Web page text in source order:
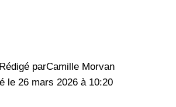
Rédigé parCamille Morvan
26 mars 2026 à 10:20